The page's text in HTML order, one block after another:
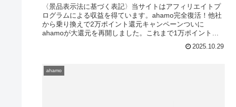
〈景品表示法に基づく表記〉当サイトはアフィリエイトプ
ログラムによる収益を得ています。ahamo完全復活！他社
から乗り換えで2万ポイント還元キャンペーンついに
ahamoが大還元を再開しました。これまで1万ポイントだ
2025.10.29
ahamo